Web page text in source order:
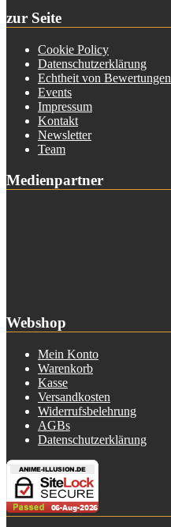
zur Seite
Cookie Policy
Datenschutzerklärung
Echtheit von Bewertungen
Events
Impressum
Kontakt
Newsletter
Team
Medienpartner
Webshop
Mein Konto
Warenkorb
Kasse
Versandkosten
Widerrufsbelehrung
AGBs
Datenschutzerklärung